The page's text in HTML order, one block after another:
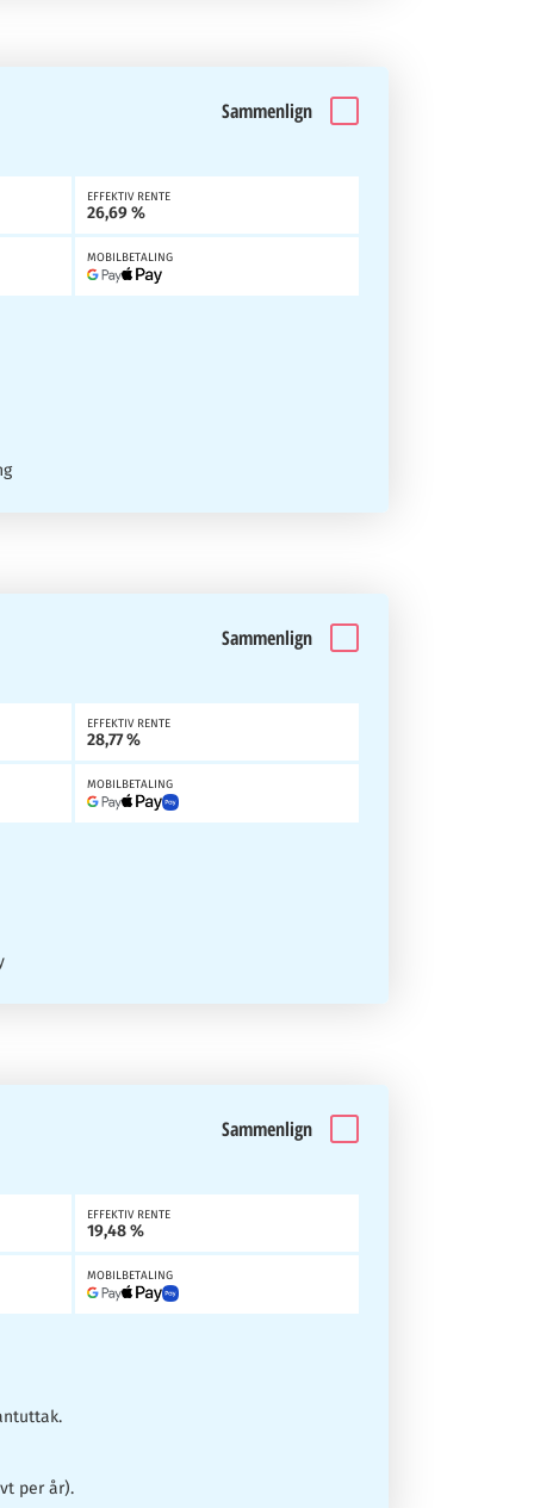
Sammenlign
EFFEKTIV RENTE
26,69 %
MOBILBETALING
Sammenlign
EFFEKTIV RENTE
28,77 %
MOBILBETALING
Sammenlign
EFFEKTIV RENTE
19,48 %
MOBILBETALING
per år).